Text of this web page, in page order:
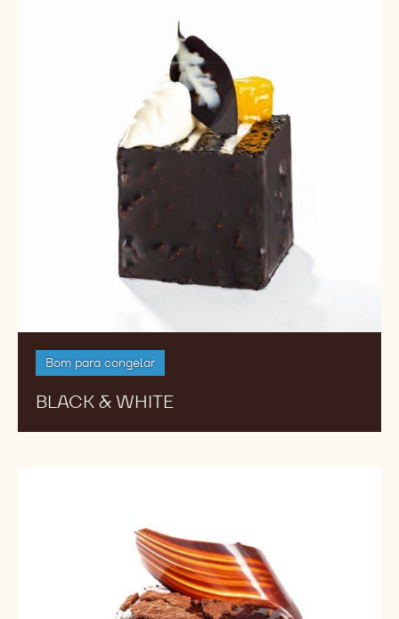
Bom para congelar
BLACK & WHITE